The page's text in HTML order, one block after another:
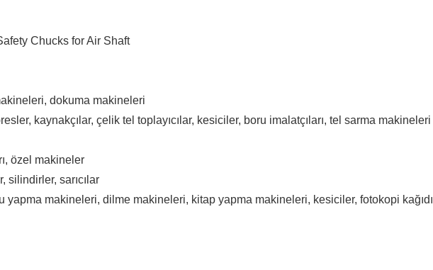
dokuma makineleri
kaynakçılar, çelik tel toplayıcılar, kesiciler, boru imalatçıları, tel sarma makineleri
özel makineler
silindirler, sarıcılar
makineleri, dilme makineleri, kitap yapma makineleri, kesiciler, fotokopi kağıdı